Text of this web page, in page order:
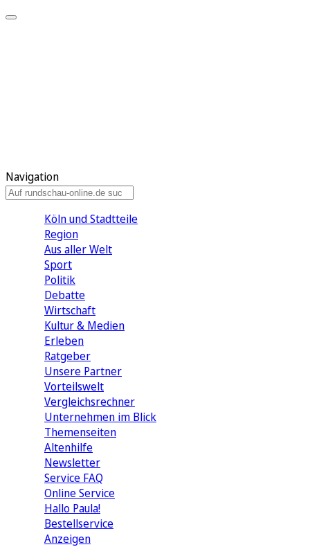
Navigation
Köln und Stadtteile
Region
Aus aller Welt
Sport
Politik
Debatte
Wirtschaft
Kultur & Medien
Erleben
Ratgeber
Unsere Partner
Vorteilswelt
Vergleichsrechner
Unternehmen im Blick
Themenseiten
Altenhilfe
Newsletter
Service FAQ
Online Service
Hallo Paula!
Bestellservice
Anzeigen